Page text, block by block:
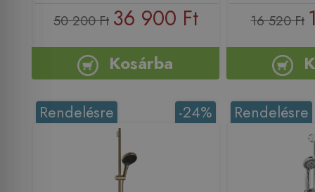
50 200 Ft 36 900 Ft
Kosárba
16 520 Ft
-24%
Rendelésre Rendelésre